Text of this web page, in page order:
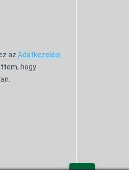
az Adatkezelési
hogy